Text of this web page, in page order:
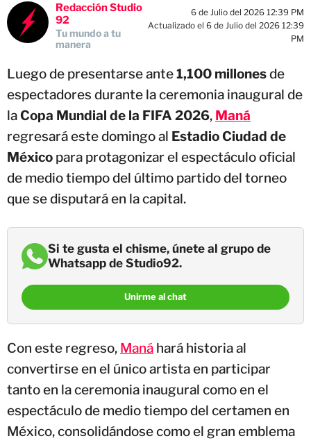
Redacción Studio
92
Tu mundo a tu
manera
6 de Julio del 2026 12:39 PM
Actualizado el 6 de Julio del 2026 12:39
PM
Luego de presentarse ante1,100 millonesde
espectadores durante la ceremonia inaugural de
laCopa Mundial de la FIFA 2026, Maná
regresará este domingo al Estadio Ciudad de
México para protagonizar el espectáculo oficial
de medio tiempo del último partido del torneo
que se disputará en la capital.
Si te gusta el chisme, únete al grupo de
Whatsapp de Studio92.
Unirme al chat
Con este regreso, Maná hará historia al
convertirse en el único artista en participar
tanto en la ceremonia inaugural como en el
espectáculo de medio tiempo del certamen en
México, consolidándose como el gran emblema